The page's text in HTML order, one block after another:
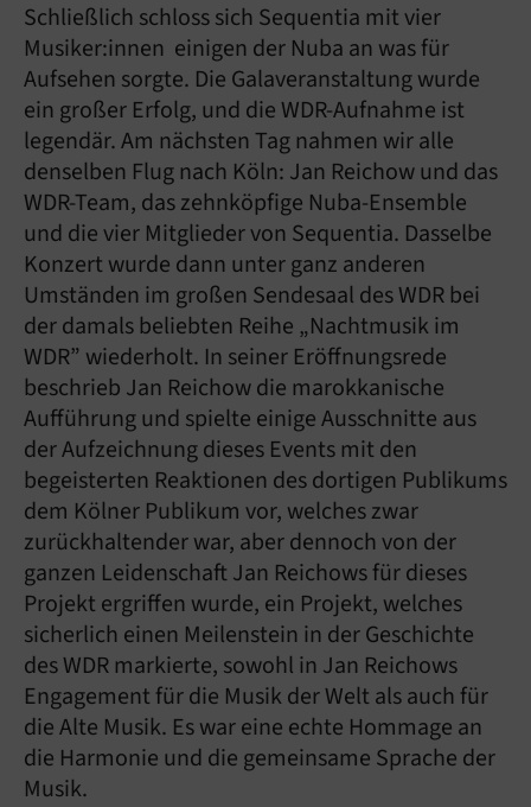
Schließlich schloss sich Sequentia mit vier
Musiker:innen einigen der Nuba an was für
Aufsehen sorgte. Die Galaveranstaltung wurde
ein großer Erfolg, und die WDR-Aufnahme ist
legendär. Am nächsten Tag nahmen wir alle
denselben Flug nach Köln: Jan Reichow und das
WDR-Team, das zehnköpfige Nuba-Ensemble
und die vier Mitglieder von Sequentia. Dasselbe
Konzert wurde dann unter ganz anderen
Umständen im großen Sendesaal des WDR bei
der damals beliebten Reihe „Nachtmusik im
WDR” wiederholt. In seiner Eröffnungsrede
beschrieb Jan Reichow die marokkanische
Aufführung und spielte einige Ausschnitte aus
der Aufzeichnung dieses Events mit den
begeisterten Reaktionen des dortigen Publikums
dem Kölner Publikum vor, welches zwar
zurückhaltender war, aber dennoch von der
ganzen Leidenschaft Jan Reichows für dieses
Projekt ergriffen wurde, ein Projekt, welches
sicherlich einen Meilenstein in der Geschichte
des WDR markierte, sowohl in Jan Reichows
Engagement für die Musik der Welt als auch für
die Alte Musik. Es war eine echte Hommage an
die Harmonie und die gemeinsame Sprache der
Musik.